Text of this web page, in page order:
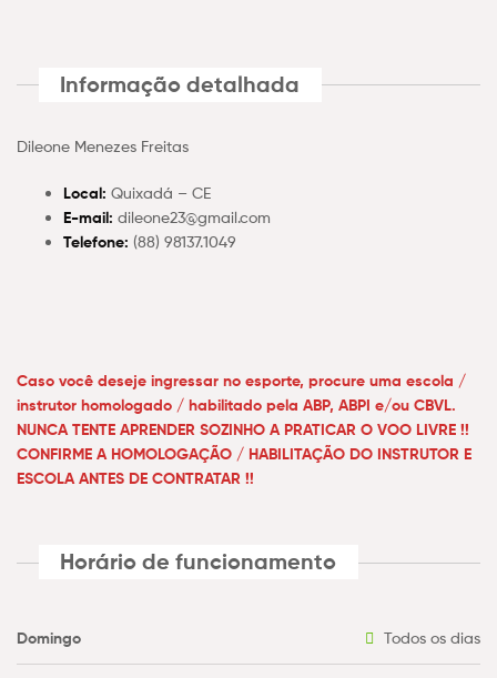
Informação detalhada
Dileone Menezes Freitas
Local: Quixadá – CE
E-mail: dileone23@gmail.com
Telefone: (88) 98137.1049
Caso você deseje ingressar no esporte, procure uma escola /
instrutor homologado / habilitado pela ABP, ABPI e/ou CBVL.
NUNCA TENTE APRENDER SOZINHO A PRATICAR O VOO LIVRE !!
CONFIRME A HOMOLOGAÇÃO / HABILITAÇÃO DO INSTRUTOR E
ESCOLA ANTES DE CONTRATAR !!
Horário de funcionamento
Domingo Todos os dias